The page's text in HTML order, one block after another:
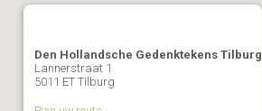
Den Hollandsche Gedenktekens Tilburg
Lannerstraat 1
5011 ET Tilburg